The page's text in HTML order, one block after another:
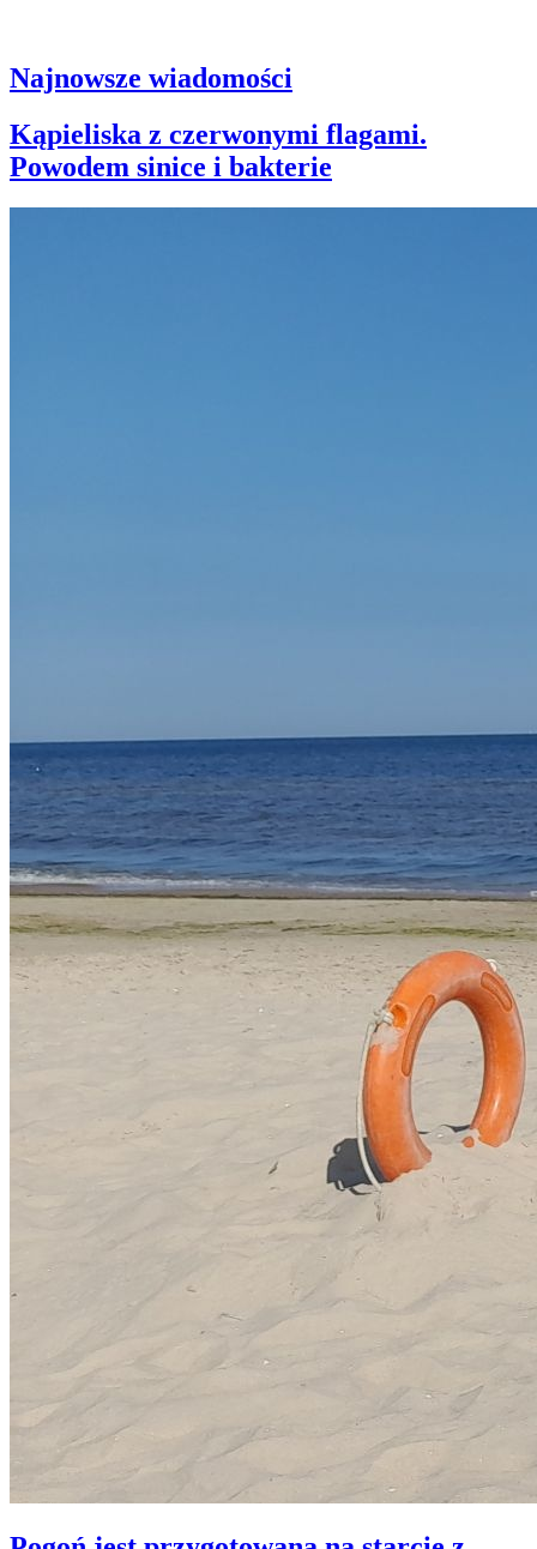
Najnowsze wiadomości
Kąpieliska z czerwonymi flagami.
Powodem sinice i bakterie